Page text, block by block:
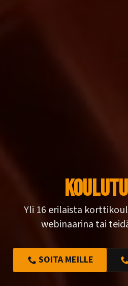
Yli 16 erilaista
webinaarina tai
SOITA MEILLE